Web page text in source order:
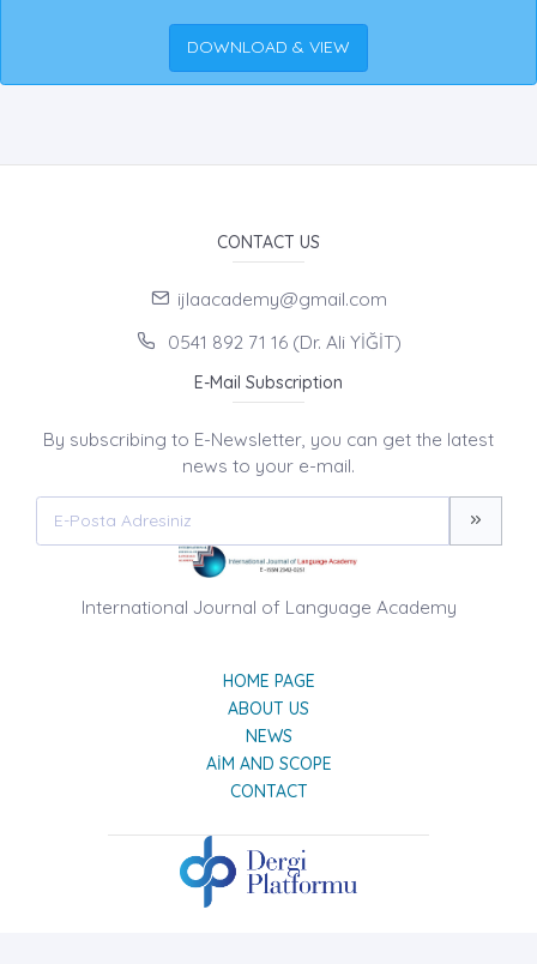
DOWNLOAD & VIEW
CONTACT US
ijlaacademy@gmail.com
0541 892 71 16 (Dr. Ali YİĞİT)
E-Mail Subscription
By subscribing to E-Newsletter, you can get the latest
news to your e-mail.
International Journal of Language Academy
HOME PAGE
ABOUT US
NEWS
AIM AND SCOPE
CONTACT